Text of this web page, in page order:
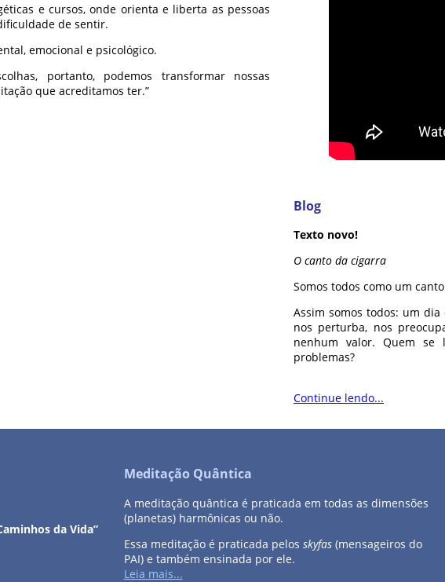
e cursos, onde orienta e liberta as pessoas
de sentir.
emocional e psicológico.
portanto, podemos transformar nossas
que acreditamos ter.”
Blog
Texto novo!
O canto da cigarra
Somos todos como um
Assim somos todos: um
nos perturba, nos
nenhum valor. Quem se
problemas?
Continue lendo...
da Vida”
Meditação Quântica
A meditação quântica é praticada em todas as dimensões
(planetas) harmônicas ou não.
Essa meditação é praticada pelos skyfas(mensageiros do
PAI) e também ensinada por ele.
Leia mais...